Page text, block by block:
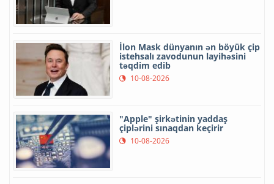
İlon Mask dünyanın ən böyük çip
istehsalı zavodunun layihəsini
təqdim edib
10-08-2026
"Apple" şirkətinin yaddaş
çiplərini sınaqdan keçirir
10-08-2026